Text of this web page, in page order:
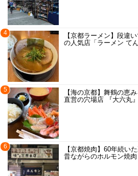
4
【京都ラーメン】段違
の人気店「ラーメン て
5
【海の京都】舞鶴の恵
直営の穴場店 『大六丸』
6
【京都焼肉】60年続い
昔ながらのホルモン焼肉